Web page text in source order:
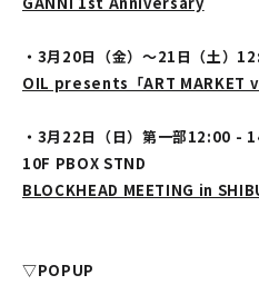
・3月20日（金）～21日（土）
OIL presents「ART MARKET
・3月22日（日）第一部12:00 -
10F PBOX STND
BLOCKHEAD MEETING in
▽POPUP